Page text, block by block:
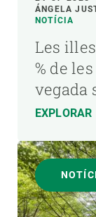
ÁNGELA
NOTÍCIA
Les
% de
vegada
EXPLORAR